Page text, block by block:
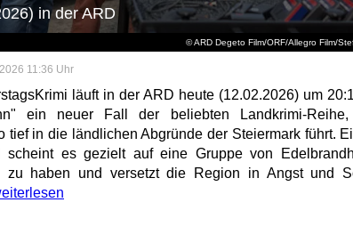
© ARD Degeto Film/ORF/Allegro Film/
in der ARD
11:36 Uhr
läuft in der ARD heute (12.02.2026) um
ein neuer Fall der beliebten Landkrimi-
tief in die ländlichen Abgründe der Steiermark führt.
scheint es gezielt auf eine Gruppe von
zu haben und versetzt die Region in Angst und